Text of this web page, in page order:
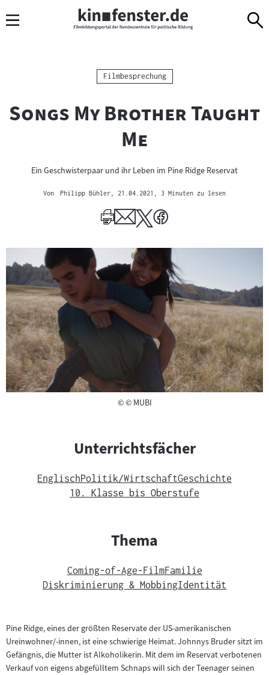
Navigation
zum
zur
Kategorie:
Filmbesprechung
"
Songs My Brother Taught
Me
Ein Geschwisterpaar und ihr Leben im Pine Ridge Reservat
Von Philipp Bühler , 21.04.2021 , 3 Minuten zu lesen
©Copyright
© MUBI
Unterrichtsfächer
EnglischPolitik/WirtschaftGeschichte
10. Klasse bis Oberstufe
Thema
Coming-of-Age-FilmFamilie
Diskriminierung & MobbingIdentität
Pine Ridge, eines der größten Reservate der US-amerikanischen
Ureinwohner/-innen, ist eine schwierige Heimat. Johnnys Bruder sitzt im
Gefängnis, die Mutter ist Alkoholikerin. Mit dem im Reservat verbotenen
Verkauf von eigens abgefülltem Schnaps will sich der Teenager seinen